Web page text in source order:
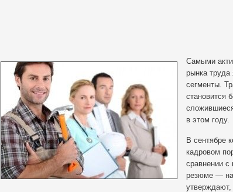
Самыми
рынка труда
сегменты.
становится
в этом году.
В сентябре
кадровом
сравнении
резюме — на